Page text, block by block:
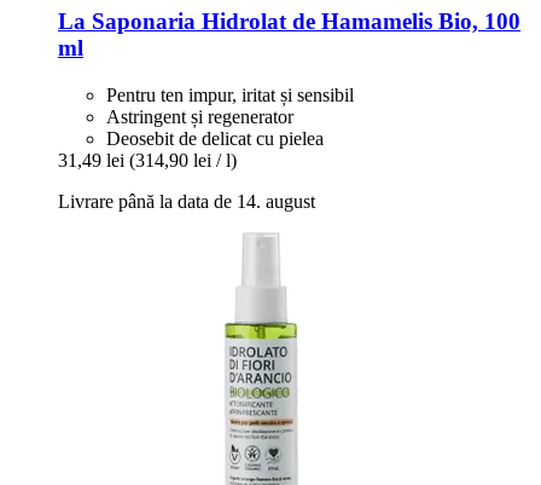
La Saponaria Hidrolat de Hamamelis Bio, 100
ml
Pentru ten impur, iritat și sensibil
Astringent și regenerator
Deosebit de delicat cu pielea
31,49 lei (314,90 lei / l)
Livrare până la data de 14. august